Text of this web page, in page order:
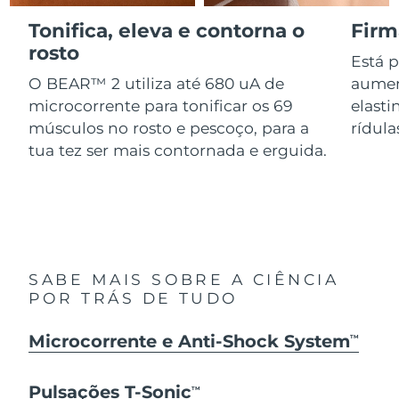
Tonifica, eleva e contorna o
rosto
O BEAR™ 2 utiliza até 680 uA de
microcorrente para tonificar os 69
músculos no rosto e pescoço, para a
tua tez ser mais contornada e erguida.
Está
SABE MAIS SOBRE A CIÊNCIA
POR TRÁS DE TUDO
Microcorrente e Anti-Shock SystemTM
Pulsações T-SonicTM
Serum
For healthy hair
issa™ Teeth Whitening Gel
18% PAP
Cosméticos
Comprar todos
Israel Entrega prevista 8/14/26
Itália Entrega prevista 8/10/26
Japão Entrega prevista 8/13/26
Letônia Entrega prevista
Líbano Entrega prevista 8/11/26